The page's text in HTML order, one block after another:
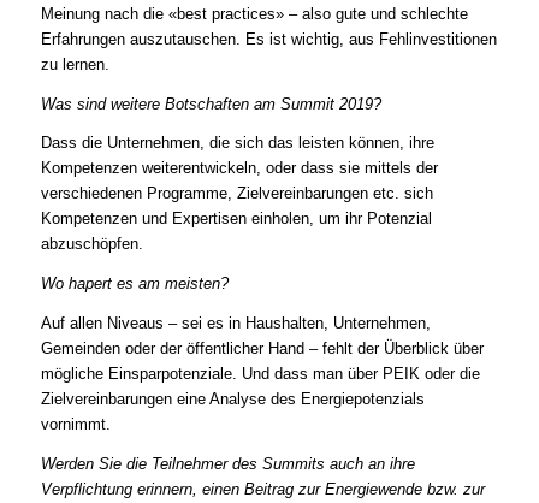
Meinung nach die «best practices» – also gute und schlechte
Erfahrungen auszutauschen. Es ist wichtig, aus Fehlinvestitionen
zu lernen.
Was sind weitere Botschaften am Summit 2019?
Dass die Unternehmen, die sich das leisten können, ihre
Kompetenzen weiterentwickeln, oder dass sie mittels der
verschiedenen Programme, Zielvereinbarungen etc. sich
Kompetenzen und Expertisen einholen, um ihr Potenzial
abzuschöpfen.
Wo hapert es am meisten?
Auf allen Niveaus – sei es in Haushalten, Unternehmen,
Gemeinden oder der öffentlicher Hand – fehlt der Überblick über
mögliche Einsparpotenziale. Und dass man über PEIK oder die
Zielvereinbarungen eine Analyse des Energiepotenzials
vornimmt.
Werden Sie die Teilnehmer des Summits auch an ihre
Verpflichtung erinnern, einen Beitrag zur Energiewende bzw. zur